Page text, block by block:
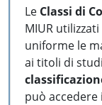
Le Classi di
MIUR
uniforme le
ai titoli di
può accedere